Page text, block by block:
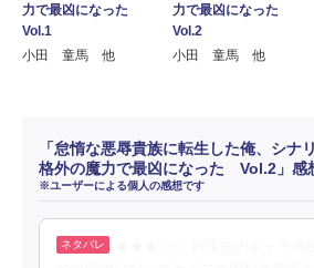
力で最凶になった
Vol.1
小田 童馬 他
力で最凶になった
Vol.2
小田 童馬 他
「怠惰な悪辱貴族に転生した俺、シナ
格外の魔力で最凶になった Vol.2」感
※ユーザーによる個人の感想です